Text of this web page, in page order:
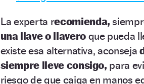
La experta recomienda,
una llave o llavero que pueda
existe esa alternativa, aconseja
siempre lleve consigo, para
riesgo de que caiga en manos